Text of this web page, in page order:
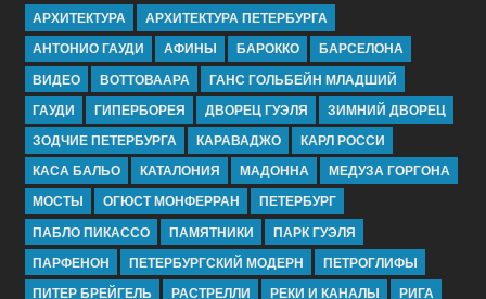
АРХИТЕКТУРА
АРХИТЕКТУРА ПЕТЕРБУРГА
АНТОНИО ГАУДИ
АФИНЫ БАРОККО
БАРСЕЛОНА
ВИДЕО
ВОТТОВААРА
ГАНС ГОЛЬБЕЙН МЛАДШИЙ
ГАУДИ
ГИПЕРБОРЕЯ ДВОРЕЦ ГУЭЛЯ
ЗИМНИЙ ДВОРЕЦ
ЗОДЧИЕ ПЕТЕРБУРГА
КАРАВАДЖО
КАРЛ РОССИ
КАСА БАЛЬО
КАТАЛОНИЯ МАДОННА
МЕДУЗА ГОРГОНА
МОСТЫ
ОГЮСТ МОНФЕРРАН
ПЕТЕРБУРГ
ПАБЛО ПИКАССО
ПАМЯТНИКИ
ПАРК ГУЭЛЯ
ПАРФЕНОН
ПЕТЕРБУРГСКИЙ МОДЕРН
ПЕТРОГЛИФЫ
ПИТЕР БРЕЙГЕЛЬ
РАСТРЕЛЛИ РЕКИ И КАНАЛЫ РИГА